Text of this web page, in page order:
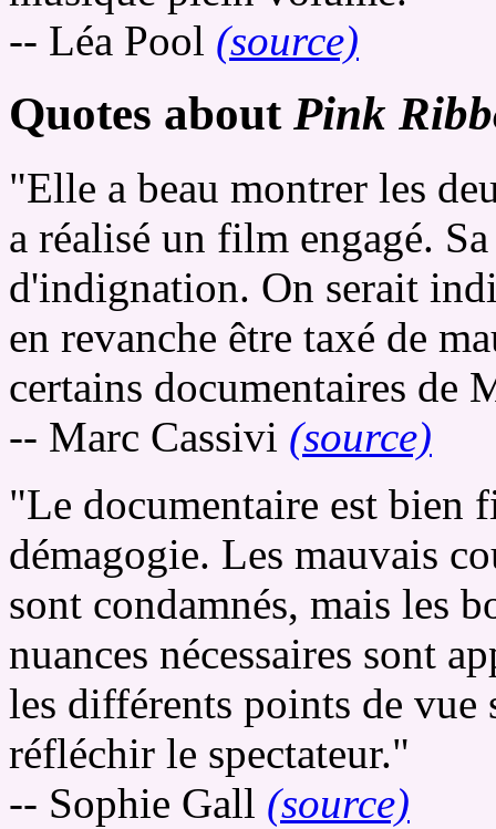
-- Léa Pool (source)
Quotes about Pink
"Elle a beau montrer les
a réalisé un film engagé.
d'indignation. On serait
en revanche être taxé de
certains documentaires de
-- Marc Cassivi (source)
"Le documentaire est bien
démagogie. Les mauvais
sont condamnés, mais les
nuances nécessaires sont
les différents points de vue
réfléchir le spectateur."
-- Sophie Gall (source)